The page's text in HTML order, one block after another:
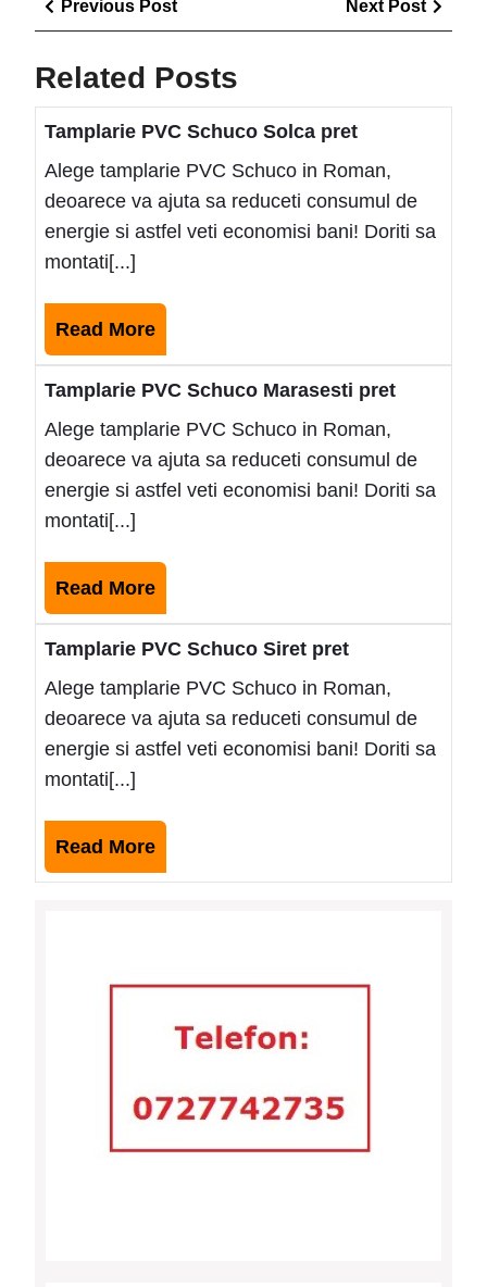
în
articole
Previous PostPrevious
Post
Next Post
Post
Related Posts
Tamplarie PVC Schuco Solca pret
Alege tamplarie PVC Schuco in Roman,
deoarece va ajuta sa reduceti consumul de
energie si astfel veti economisi bani! Doriti sa
montati[...]
Read MoreRead
More
Tamplarie PVC Schuco Marasesti pret
Alege tamplarie PVC Schuco in Roman,
deoarece va ajuta sa reduceti consumul de
energie si astfel veti economisi bani! Doriti sa
montati[...]
Read MoreRead
More
Tamplarie PVC Schuco Siret pret
Alege tamplarie PVC Schuco in Roman,
deoarece va ajuta sa reduceti consumul de
energie si astfel veti economisi bani! Doriti sa
montati[...]
Read MoreRead
More